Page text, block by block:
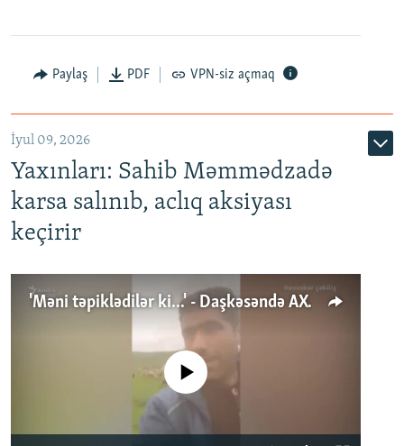
Paylaş PDF VPN-siz açmaq
İyul 09, 2026
Yaxınları: Sahib Məmmədzadə
karsa salınıb, aclıq aksiyası
keçirir
'Məni təpiklədilər ki...' - Daşkəsəndə AXCP fəalının yaxınları onun həbsinə etiraz edirlər
No media source currently available